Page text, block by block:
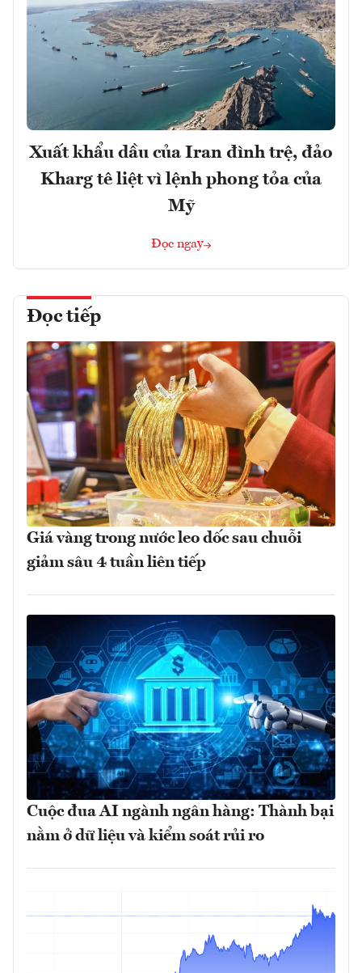
Xuất khẩu dầu của Iran đình trệ, đảo
Kharg tê liệt vì lệnh phong tỏa của
Mỹ
Đọc ngay
Đọc tiếp
Giá vàng trong nước leo dốc sau chuỗi
giảm sâu 4 tuần liên tiếp
Cuộc đua AI ngành ngân hàng: Thành bại
nằm ở dữ liệu và kiểm soát rủi ro